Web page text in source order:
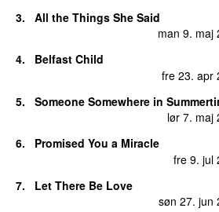
3.
All the Things She Said
man 9. maj
4.
Belfast Child
fre 23. apr
5.
Someone Somewhere in
lør 7. maj
6.
Promised You a Miracle
fre 9. jul
7.
Let There Be Love
søn 27. jun